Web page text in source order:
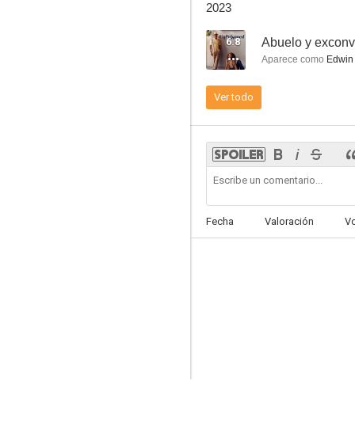
2023
6.8 Abuelo y
Aparece como
Ver todo
Fecha Valoración